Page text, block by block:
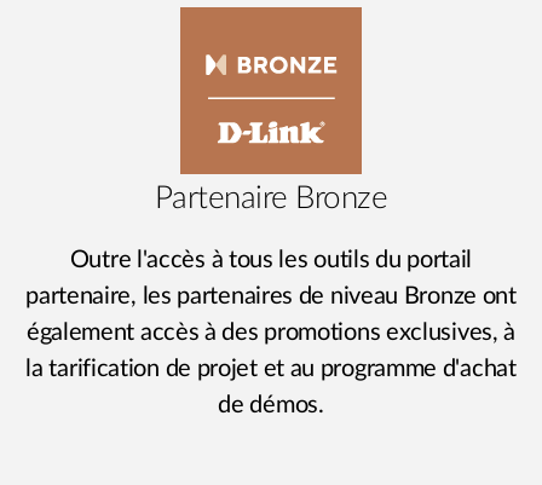
Partenaire Bronze
Outre l'accès à tous les outils du portail
partenaire, les partenaires de niveau Bronze ont
également accès à des promotions exclusives, à
la tarification de projet et au programme d'achat
de démos.